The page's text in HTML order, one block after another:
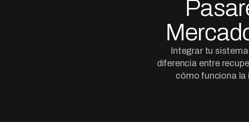
Integrar tu
diferencia entre
cómo funciona la